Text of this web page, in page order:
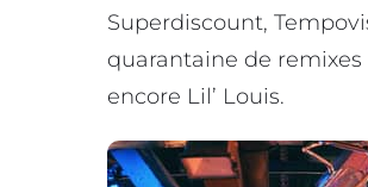
Superdiscount,
quarantaine de
encore Lil’ Louis.